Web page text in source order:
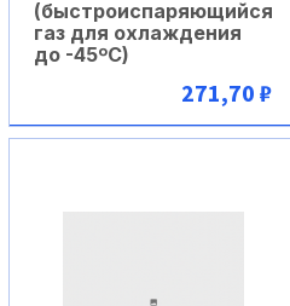
В корзину
(быстроиспаряющийся
газ для охлаждения
до -45ºC)
271,70 ₽